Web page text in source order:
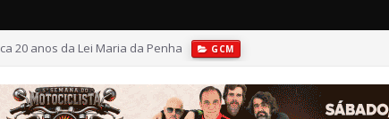
20 anos da Lei Maria da Penha GCM